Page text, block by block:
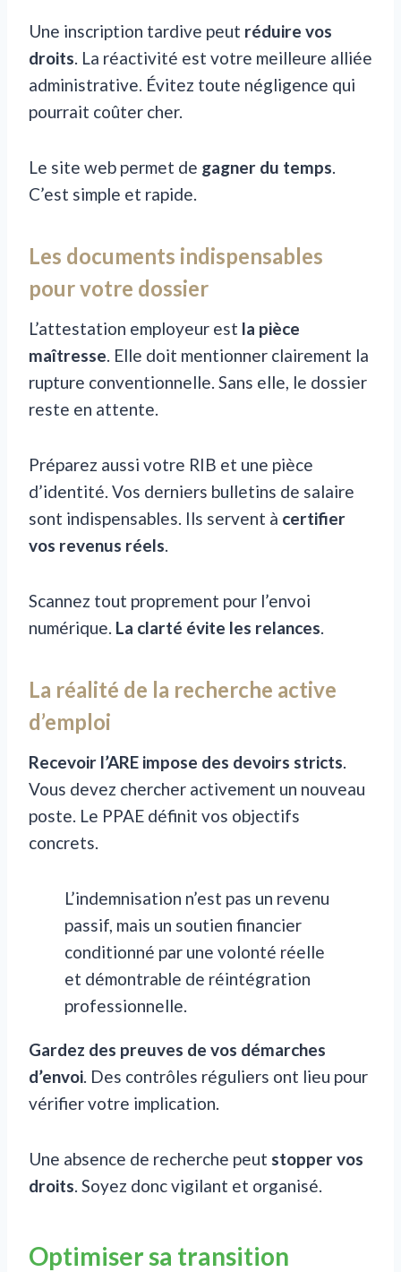
Une inscription tardive peut réduire vos
droits. La réactivité est votre meilleure alliée
administrative. Évitez toute négligence qui
pourrait coûter cher.
Le site web permet de gagner du temps.
C’est simple et rapide.
Les documents indispensables
pour votre dossier
L’attestation employeur est la pièce
maîtresse. Elle doit mentionner clairement la
rupture conventionnelle. Sans elle, le dossier
reste en attente.
Préparez aussi votre RIB et une pièce
d’identité. Vos derniers bulletins de salaire
sont indispensables. Ils servent à certifier
vos revenus réels.
Scannez tout proprement pour l’envoi
numérique. La clarté évite les relances.
La réalité de la recherche active
d’emploi
Recevoir l’ARE impose des devoirs stricts.
Vous devez chercher activement un nouveau
poste. Le PPAE définit vos objectifs
concrets.
L’indemnisation n’est pas un revenu
passif, mais un soutien financier
conditionné par une volonté réelle
et démontrable de réintégration
professionnelle.
Gardez des preuves de vos démarches
d’envoi. Des contrôles réguliers ont lieu pour
vérifier votre implication.
Une absence de recherche peut stopper vos
droits. Soyez donc vigilant et organisé.
Optimiser sa transition